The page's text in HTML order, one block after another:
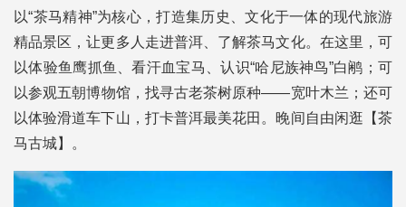
以“茶马精神”为核心，打造集历史、文化于一体的现代旅游
精品景区，让更多人走进普洱、了解茶马文化。在这里，可
以体验鱼鹰抓鱼、看汗血宝马、认识“哈尼族神鸟”白鹇；可
以参观五朝博物馆，找寻古老茶树原种——宽叶木兰；还可
以体验滑道车下山，打卡普洱最美花田。晚间自由闲逛【茶
马古城】。